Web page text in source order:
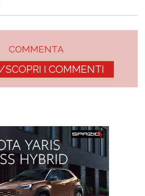
COMMENTA
SCOPRI I COMMENTI